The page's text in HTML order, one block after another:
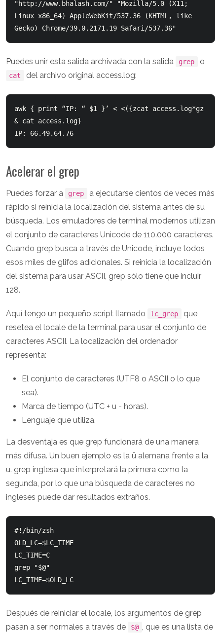
"http://www.bhalash.com/" "Mozilla/5.0 (X11;
Linux x86_64) AppleWebKit/537.36 (KHTML, like
Puedes unir esta salida archivada con la salida grep o
cat del archivo original access.log:
awk { print “IP: “ $1 }’ < <({zcat access.log*gz
& cat access.log}
Acelerar el grep
Puedes forzar a grep
a ejecutarse cientos de veces más
rápido si reinicia la localización del sistema antes de su
búsqueda. Los emuladores de terminal modernos utilizan
el conjunto de caracteres Unicode de 110.000 caracteres.
Cuando grep busca a través de Unicode, incluye todos
esos miles de glifos adicionales. Si reinicia la localización
del sistema para usar ASCII, grep sólo tiene que incluir
128.
Aquí tengo un pequeño script llamado lc_grep
que
resetea el locale de la terminal para usar el conjunto de
caracteres ASCII. La localización del ordenador
representa:
El conjunto de caracteres (UTF8 o ASCII o lo que
sea).
Marca de tiempo (UTC + u - horas).
Lenguaje que utiliza.
La desventaja es que grep funcionará de una manera
más difusa. Un buen ejemplo es la ü alemana frente a la
u. grep inglesa que interpretará la primera como la
segunda, por lo que una búsqueda de caracteres no
ingleses puede dar resultados extraños.
#!/bin/zsh
OLD_LC=$LC_TIME
LC_TIME=C
grep "$@"
Después de reiniciar el locale, los argumentos de grep
pasan a ser normales a través de
$@ , que es una lista de